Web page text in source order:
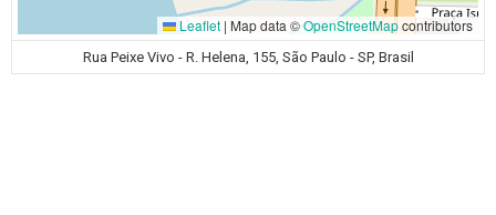
Leaflet | Map data ©OpenStreetMapcontributors
Rua Peixe Vivo - R. Helena, 155, São Paulo - SP, Brasil